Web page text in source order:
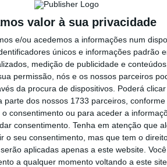
valor à sua privacidade
e/ou acedemos a informações num
únicos e informações padrão
medição de publicidade e
permissão, nós e os nossos parceiros
da procura de dispositivos. Poderá
dos nossos 1733 parceiros,
consentimento ou para aceder a
consentimento. Tenha em atenção que
o seu consentimento, mas que tem o
aplicadas apenas a este website.
a qualquer momento voltando a este
para a temporada